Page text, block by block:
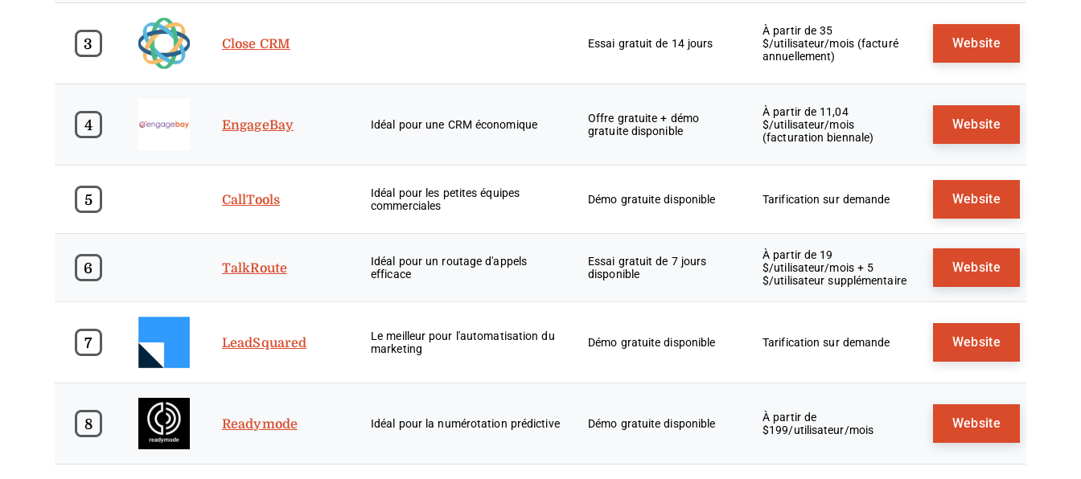
3 Close CRM Essai gratuit de 14 jours
À partir de 35
$/utilisateur/mois (facturé
annuellement)
Website
4 EngageBay Idéal pour une CRM économique
Offre gratuite + démo
gratuite disponible
À partir de 11,04
$/utilisateur/mois
(facturation biennale)
Website
5 CallTools
Idéal pour les petites équipes
commerciales
Démo gratuite disponible Tarification sur demande Website
6 TalkRoute
Idéal pour un routage d'appels
efficace
Essai gratuit de 7 jours
disponible
À partir de 19
$/utilisateur/mois + 5
$/utilisateur supplémentaire
Website
7 LeadSquared
Le meilleur pour l'automatisation du
marketing
Démo gratuite disponible Tarification sur demande Website
8 Readymode Idéal pour la numérotation prédictive Démo gratuite disponible
À partir de
$199/utilisateur/mois
Website